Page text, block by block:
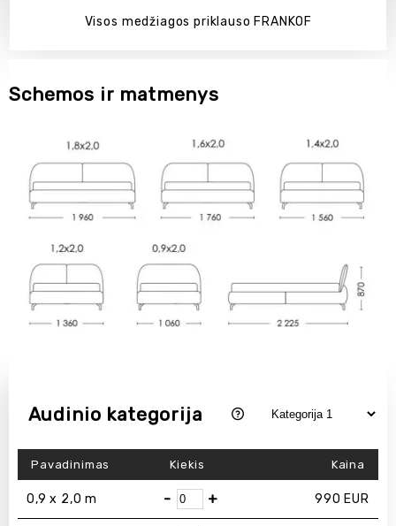
Visos medžiagos priklauso FRANKOF
Schemos ir matmenys
Audinio kategorija
Pavadinimas Kiekis Kaina
0,9 x 2,0 m - + 990 EUR